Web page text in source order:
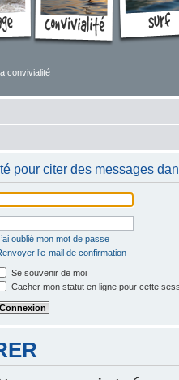
convivialité
pour citer des messages
oublié mon mot de passe
l’e-mail de confirmation
Se souvenir de moi
Cacher mon statut en ligne pour cette